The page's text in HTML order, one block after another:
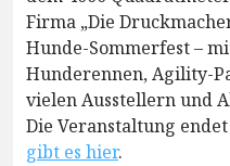
Firma „Die
Hunde-Sommerfest –
Hunderennen, Agility-
vielen Ausstellern und
Die Veranstaltung
gibt es hier.